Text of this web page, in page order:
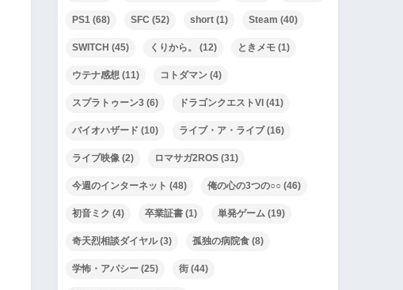
PS1 (68) SFC (52) short (1) Steam (40)
SWITCH (45) くりから。 (12) ときメモ (1)
ウテナ感想 (11) コトダマン (4)
スプラトゥーン3 (6) ドラゴンクエストVI (41)
バイオハザード (10) ライブ・ア・ライブ(16)
ライブ映像 (2) ロマサガ2ROS (31)
今週のインターネット (48) 俺の心の3つの○○ (46)
初音ミク (4) 卒業証書 (1) 単発ゲーム (19)
奇天烈相談ダイヤル(3) 孤独の病院食 (8)
学怖・アパシー (25) 街 (44)